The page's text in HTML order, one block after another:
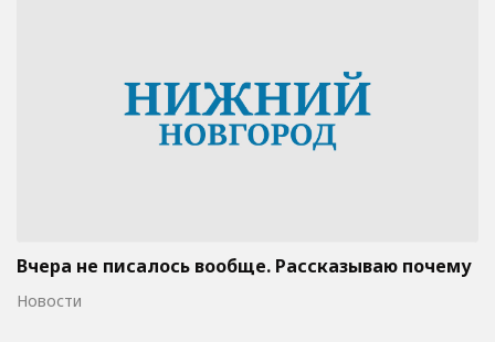
Вчера не писалось вообще. Рассказываю почему
Новости